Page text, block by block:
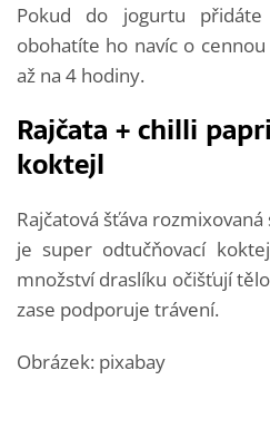
Pokud do jogurtu
obohatíte ho navíc o
až na 4 hodiny.
Rajčata + chilli
koktejl
Rajčatová šťáva
je super odtučňovací
množství draslíku očišťují
zase podporuje trávení.
Obrázek: pixabay